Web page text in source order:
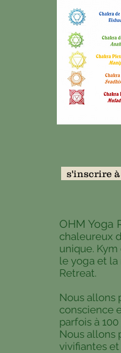
s'inscrire
OHM Yoga
chaleureux
unique.
le yoga et
Retreat.
Nous allons
conscience
parfois à
Nous allons
vivifiantes